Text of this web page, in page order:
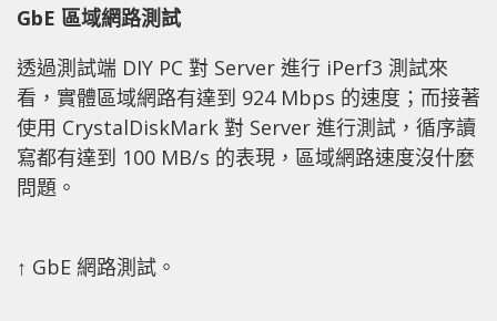
GbE 區域網路測試
透過測試端 DIY PC 對 Server 進行 iPerf3 測試來
看，實體區域網路有達到 924 Mbps 的速度；而接著
使用 CrystalDiskMark 對 Server 進行測試，循序讀
寫都有達到 100 MB/s 的表現，區域網路速度沒什麼
問題。
↑ GbE 網路測試。